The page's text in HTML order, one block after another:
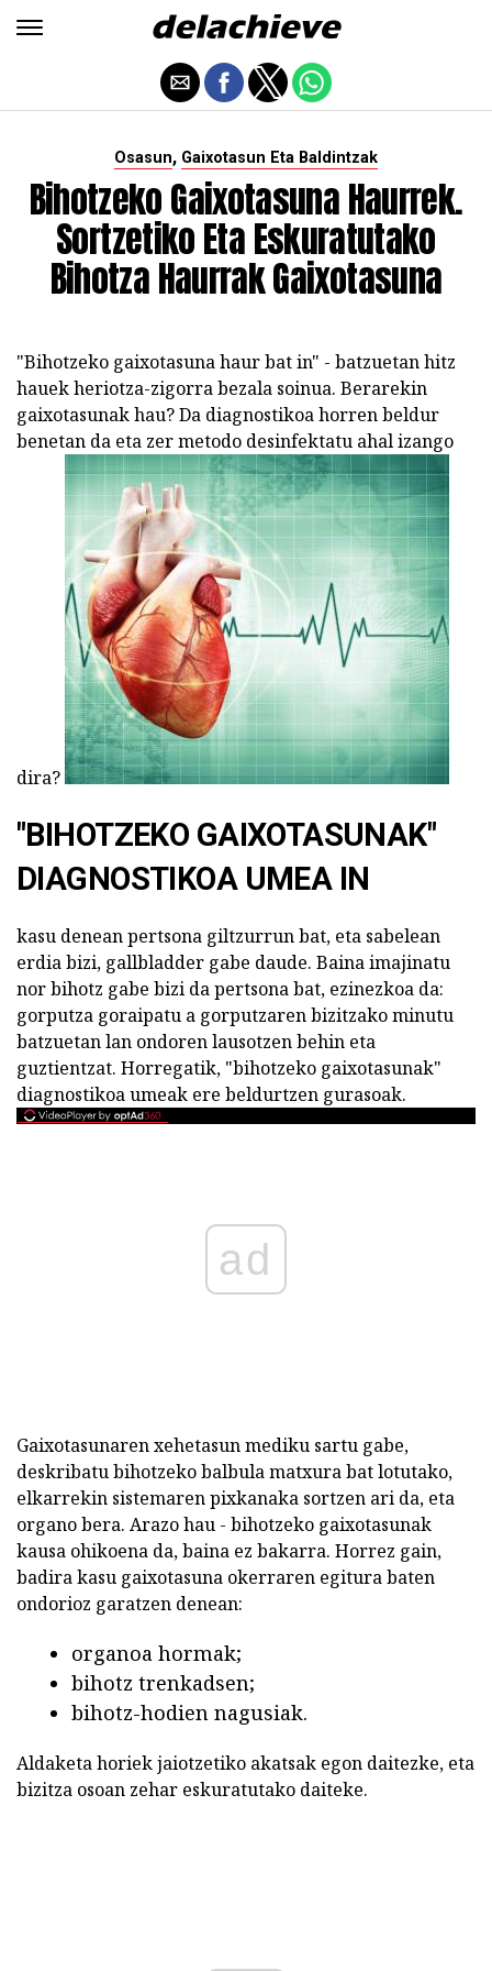
Osasun, Gaixotasun Eta Baldintzak
Bihotzeko Gaixotasuna Haurrek.
Sortzetiko Eta Eskuratutako
Bihotza Haurrak Gaixotasuna
"Bihotzeko gaixotasuna haur bat in" - batzuetan hitz
hauek heriotza-zigorra bezala soinua. Berarekin
gaixotasunak hau? Da diagnostikoa horren beldur
benetan da eta zer metodo desinfektatu ahal izango
dira?
"BIHOTZEKO GAIXOTASUNAK"
DIAGNOSTIKOA UMEA IN
kasu denean pertsona giltzurrun bat, eta sabelean
erdia bizi, gallbladder gabe daude. Baina imajinatu
nor bihotz gabe bizi da pertsona bat, ezinezkoa da:
gorputza goraipatu a gorputzaren bizitzako minutu
batzuetan lan ondoren lausotzen behin eta
guztientzat. Horregatik, "bihotzeko gaixotasunak"
diagnostikoa umeak ere beldurtzen gurasoak.
ad
Gaixotasunaren xehetasun mediku sartu gabe,
deskribatu bihotzeko balbula matxura bat lotutako,
elkarrekin sistemaren pixkanaka sortzen ari da, eta
organo bera. Arazo hau - bihotzeko gaixotasunak
kausa ohikoena da, baina ez bakarra. Horrez gain,
badira kasu gaixotasuna okerraren egitura baten
ondorioz garatzen denean:
organoa hormak;
bihotz trenkadsen;
bihotz-hodien nagusiak.
Aldaketa horiek jaiotzetiko akatsak egon daitezke, eta
bizitza osoan zehar eskuratutako daiteke.